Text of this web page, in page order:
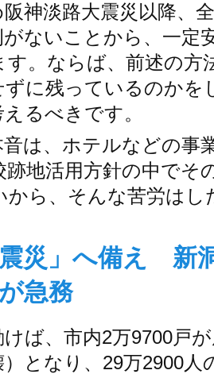
神淡路大震災以降、
ないことから、一定
す。ならば、前述の方
ずに残っているのかを
るべきです。
は、ホテルなどの事
跡地活用方針の中でそ
から、そんな苦労は
震災」へ備え 新
急務
ば、市内2万9700戸
となり、29万2900